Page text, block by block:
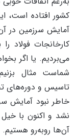
کشور افتاده است،
آمایش سرزمین در
کارخانجات فولاد
می‌بردیم. یا اگر
شماست مثال
تاسیس و دوره‌های
خاطر نبود آمایش
نشد و اکنون با
آن‌ها رو‌به‌رو هستیم.